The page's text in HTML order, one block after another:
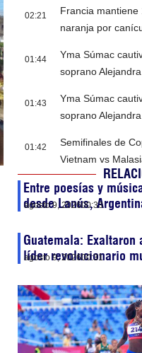
02:21
Francia
naranja por
01:44
Yma Súmac
soprano
01:43
Yma Súmac
soprano
01:42
Semifinales de
Vietnam vs
Entre poesías y
desde Lanús,
agosto 9, 202600:33
Guatemala: Exaltaron
líder revolucionario
agosto 9, 202600:31